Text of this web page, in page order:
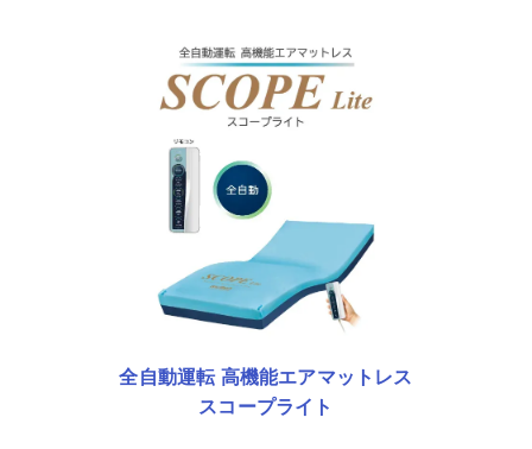
全自動運転 高機能エアマットレス
スコープライト